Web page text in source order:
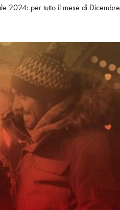
2024: per tutto il mese di Dicembre